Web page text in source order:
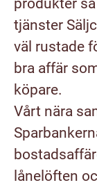
produkter
tjänster
väl rustade
bra affär
köpare.
Vårt nära
lånelöften